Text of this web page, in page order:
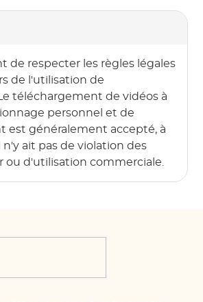
de respecter les règles légales
de l'utilisation de
téléchargement de vidéos à
personnel et de
est généralement accepté, à
ait pas de violation des
ou d'utilisation commerciale.